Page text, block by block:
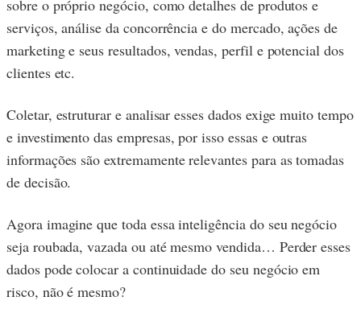
sobre o próprio negócio, como detalhes de produtos e
serviços, análise da concorrência e do mercado, ações de
marketing e seus resultados, vendas, perfil e potencial dos
clientes etc.
Coletar, estruturar e analisar esses dados exige muito tempo
e investimento das empresas, por isso essas e outras
informações são extremamente relevantes para as tomadas
de decisão.
Agora imagine que toda essa inteligência do seu negócio
seja roubada, vazada ou até mesmo vendida… Perder esses
dados pode colocar a continuidade do seu negócio em
risco, não é mesmo?